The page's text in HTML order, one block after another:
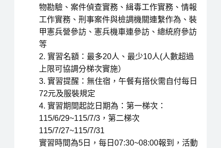
物勘驗、案件偵查實務、緝毒工作實務、情報
工作實務、刑事案件與檢調機關連繫作為、裝
甲憲兵營參訪、憲兵機車連參訪、總統府參訪
等
實習名額：最多20人、最少10人(人數超過
上限可協調分梯次實施）
實習提醒：無住宿，午餐有搭伙需自付每日
72元及服裝規定
實習期間起訖日期為：第一梯次：
115/6/29~115/7/3，第二梯次
115/7/27~115/7/31
實習時間為5日，每日07:30~08:00報到，活動